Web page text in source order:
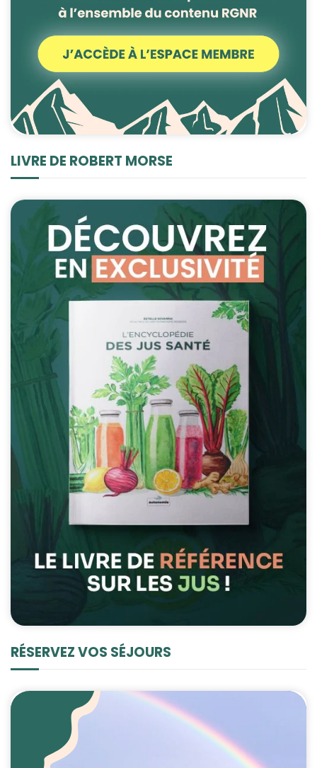
LIVRE DE ROBERT MORSE
RÉSERVEZ VOS SÉJOURS